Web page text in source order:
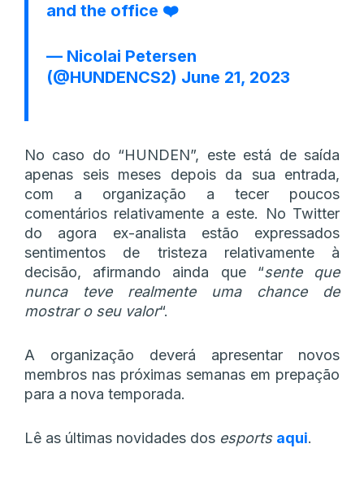
and the office ❤️
— Nicolai Petersen
(@HUNDENCS2) June 21, 2023
No caso do “HUNDEN”, este está de saída
apenas seis meses depois da sua entrada,
com a organização a tecer poucos
comentários relativamente a este. No Twitter
do agora ex-analista estão expressados
sentimentos de tristeza relativamente à
decisão, afirmando ainda que “sente que
nunca teve realmente uma chance de
mostrar o seu valor“.
A organização deverá apresentar novos
membros nas próximas semanas em prepação
para a nova temporada.
Lê as últimas novidades dos esports aqui.